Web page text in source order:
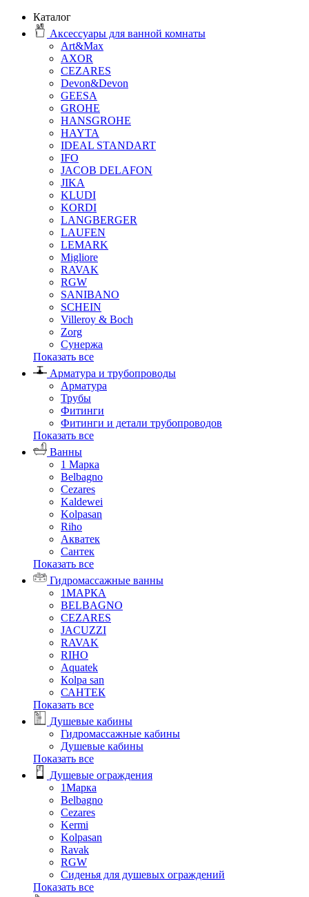
Каталог
Аксессуары для ванной комнаты
Art&Max
AXOR
CEZARES
Devon&Devon
GEESA
GROHE
HANSGROHE
HAYTA
IDEAL STANDART
IFO
JACOB DELAFON
JIKA
KLUDI
KORDI
LANGBERGER
LAUFEN
LEMARK
Migliore
RAVAK
RGW
SANIBANO
SCHEIN
Villeroy & Boch
Zorg
Сунержа
Показать все
Арматура и трубопроводы
Арматура
Трубы
Фитинги
Фитинги и детали трубопроводов
Показать все
Ванны
1 Марка
Belbagno
Cezares
Kaldewei
Kolpasan
Riho
Акватек
Сантек
Показать все
Гидромассажные ванны
1МАРКА
BELBAGNO
CEZARES
JACUZZI
RAVAK
RIHO
Аquatek
Кolpa san
САНТЕК
Показать все
Душевые кабины
Гидромассажные кабины
Душевые кабины
Показать все
Душевые ограждения
1Марка
Belbagno
Cezares
Kermi
Kolpasan
Ravak
RGW
Сиденья для душевых ограждений
Показать все